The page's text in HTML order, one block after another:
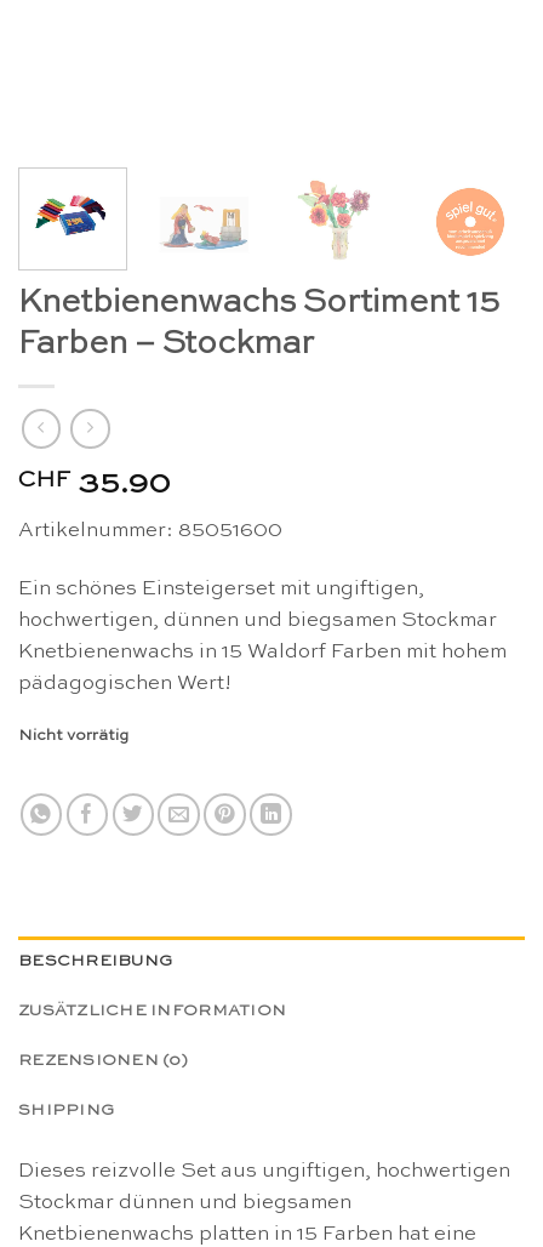
Knetbienenwachs Sortiment 15
Farben – Stockmar
CHF 35.90
Artikelnummer: 85051600
Ein schönes Einsteigerset mit ungiftigen,
hochwertigen, dünnen und biegsamen Stockmar
Knetbienenwachs in 15 Waldorf Farben mit hohem
pädagogischen Wert!
Nicht vorrätig
BESCHREIBUNG
ZUSÄTZLICHE INFORMATION
REZENSIONEN (0)
SHIPPING
Dieses reizvolle Set aus ungiftigen, hochwertigen
Stockmar dünnen und biegsamen
Knetbienenwachs platten in 15 Farben hat eine